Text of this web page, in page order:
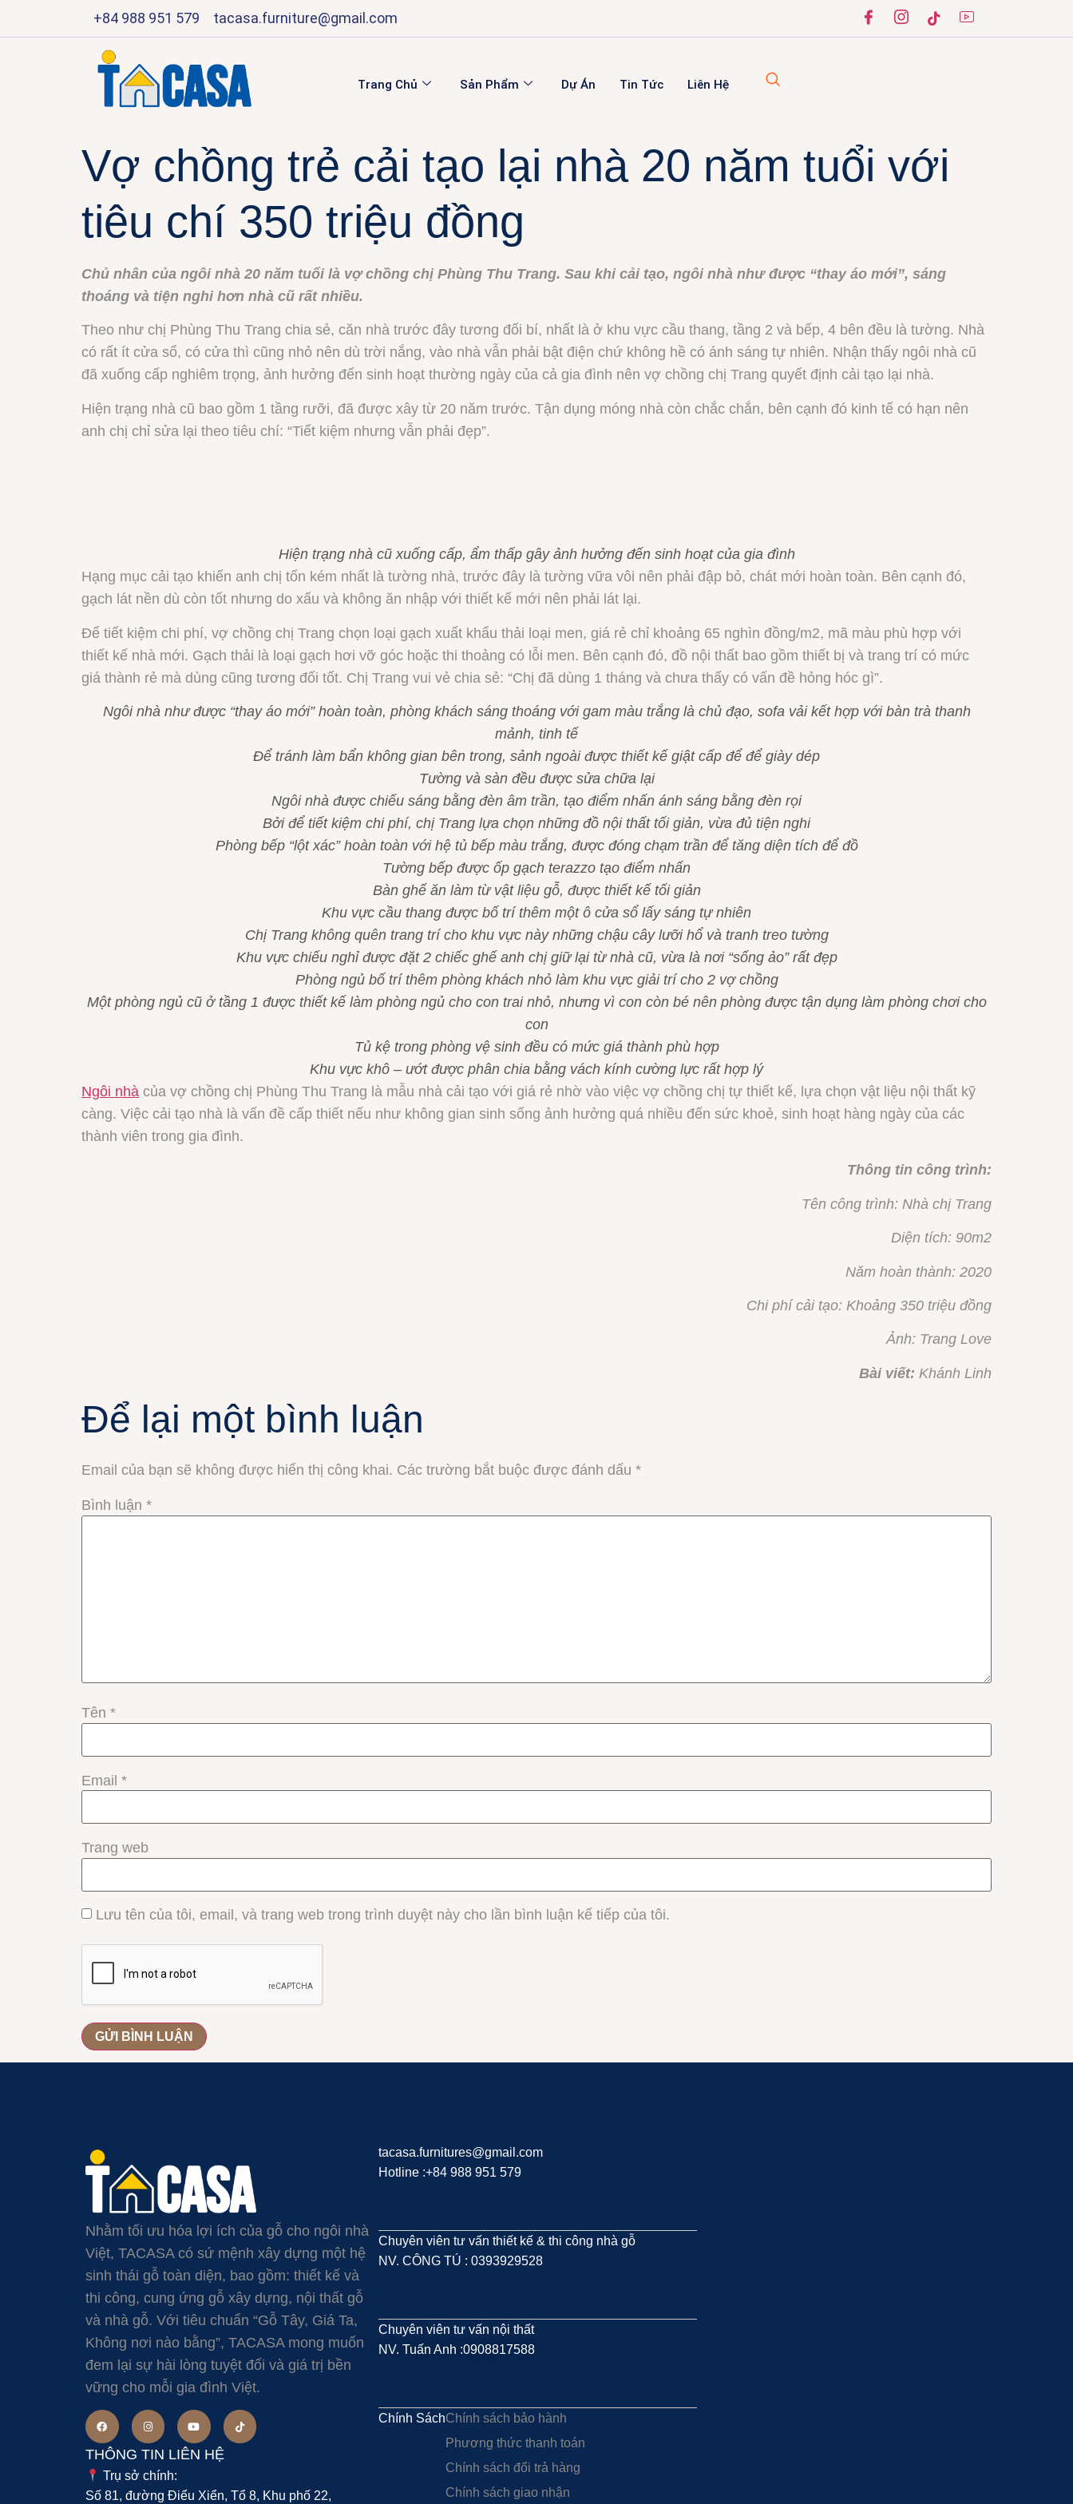
+84 988 951 579 tacasa.furniture@gmail.com
Trang Chủ Sản Phẩm Dự Án Tin Tức Liên Hệ
Vợ chồng trẻ cải tạo lại nhà 20 năm tuổi với
tiêu chí 350 triệu đồng
Chủ nhân của ngôi nhà 20 năm tuổi là vợ chồng chị Phùng Thu Trang. Sau khi cải tạo, ngôi nhà như được “thay áo mới”, sáng
thoáng và tiện nghi hơn nhà cũ rất nhiều.
Theo như chị Phùng Thu Trang chia sẻ, căn nhà trước đây tương đối bí, nhất là ở khu vực cầu thang, tầng 2 và bếp, 4 bên đều là tường. Nhà
có rất ít cửa sổ, có cửa thì cũng nhỏ nên dù trời nắng, vào nhà vẫn phải bật điện chứ không hề có ánh sáng tự nhiên. Nhận thấy ngôi nhà cũ
đã xuống cấp nghiêm trọng, ảnh hưởng đến sinh hoạt thường ngày của cả gia đình nên vợ chồng chị Trang quyết định cải tạo lại nhà.
Hiện trạng nhà cũ bao gồm 1 tầng rưỡi, đã được xây từ 20 năm trước. Tận dụng móng nhà còn chắc chắn, bên cạnh đó kinh tế có hạn nên
anh chị chỉ sửa lại theo tiêu chí: “Tiết kiệm nhưng vẫn phải đẹp”.
Hiện trạng nhà cũ xuống cấp, ẩm thấp gây ảnh hưởng đến sinh hoạt của gia đình
Hạng mục cải tạo khiến anh chị tốn kém nhất là tường nhà, trước đây là tường vữa vôi nên phải đập bỏ, chát mới hoàn toàn. Bên cạnh đó,
gạch lát nền dù còn tốt nhưng do xấu và không ăn nhập với thiết kế mới nên phải lát lại.
Để tiết kiệm chi phí, vợ chồng chị Trang chọn loại gạch xuất khẩu thải loại men, giá rẻ chỉ khoảng 65 nghìn đồng/m2, mã màu phù hợp với
thiết kế nhà mới. Gạch thải là loại gạch hơi vỡ góc hoặc thi thoảng có lỗi men. Bên cạnh đó, đồ nội thất bao gồm thiết bị và trang trí có mức
giá thành rẻ mà dùng cũng tương đối tốt. Chị Trang vui vẻ chia sẻ: “Chị đã dùng 1 tháng và chưa thấy có vấn đề hỏng hóc gì”.
Ngôi nhà như được “thay áo mới” hoàn toàn, phòng khách sáng thoáng với gam màu trắng là chủ đạo, sofa vải kết hợp với bàn trà thanh
mảnh, tinh tế
Để tránh làm bẩn không gian bên trong, sảnh ngoài được thiết kế giật cấp để để giày dép
Tường và sàn đều được sửa chữa lại
Ngôi nhà được chiếu sáng bằng đèn âm trần, tạo điểm nhấn ánh sáng bằng đèn rọi
Bởi để tiết kiệm chi phí, chị Trang lựa chọn những đồ nội thất tối giản, vừa đủ tiện nghi
Phòng bếp “lột xác” hoàn toàn với hệ tủ bếp màu trắng, được đóng chạm trần để tăng diện tích để đồ
Tường bếp được ốp gạch terazzo tạo điểm nhấn
Bàn ghế ăn làm từ vật liệu gỗ, được thiết kế tối giản
Khu vực cầu thang được bố trí thêm một ô cửa sổ lấy sáng tự nhiên
Chị Trang không quên trang trí cho khu vực này những chậu cây lưỡi hổ và tranh treo tường
Khu vực chiếu nghỉ được đặt 2 chiếc ghế anh chị giữ lại từ nhà cũ, vừa là nơi “sống ảo” rất đẹp
Phòng ngủ bố trí thêm phòng khách nhỏ làm khu vực giải trí cho 2 vợ chồng
Một phòng ngủ cũ ở tầng 1 được thiết kế làm phòng ngủ cho con trai nhỏ, nhưng vì con còn bé nên phòng được tận dụng làm phòng chơi cho
con
Tủ kệ trong phòng vệ sinh đều có mức giá thành phù hợp
Khu vực khô – ướt được phân chia bằng vách kính cường lực rất hợp lý
Ngôi nhà của vợ chồng chị Phùng Thu Trang là mẫu nhà cải tạo với giá rẻ nhờ vào việc vợ chồng chị tự thiết kế, lựa chọn vật liệu nội thất kỹ
càng. Việc cải tạo nhà là vấn đề cấp thiết nếu như không gian sinh sống ảnh hưởng quá nhiều đến sức khoẻ, sinh hoạt hàng ngày của các
thành viên trong gia đình.
Thông tin công trình:
Tên công trình: Nhà chị Trang
Diện tích: 90m2
Năm hoàn thành: 2020
Chi phí cải tạo: Khoảng 350 triệu đồng
Ảnh: Trang Love
Bài viết: Khánh Linh
Để lại một bình luận
Email của bạn sẽ không được hiển thị công khai. Các trường bắt buộc được đánh dấu *
Bình luận *
Tên *
Email *
Trang web
Lưu tên của tôi, email, và trang web trong trình duyệt này cho lần bình luận kế tiếp của tôi.
Nhằm tối ưu hóa lợi ích của gỗ cho ngôi nhà
Việt, TACASA có sứ mệnh xây dựng một hệ
sinh thái gỗ toàn diện, bao gồm: thiết kế và
thi công, cung ứng gỗ xây dựng, nội thất gỗ
và nhà gỗ. Với tiêu chuẩn “Gỗ Tây, Giá Ta,
Không nơi nào bằng”, TACASA mong muốn
đem lại sự hài lòng tuyệt đối và giá trị bền
vững cho mỗi gia đình Việt.
THÔNG TIN LIÊN HỆ
Trụ sở chính:
Số 81, đường Điểu Xiển, Tổ 8, Khu phố 22,
tacasa.furnitures@gmail.com
Hotline :+84 988 951 579
Chuyên viên tư vấn thiết kế & thi công nhà gỗ
NV. CÔNG TÚ : 0393929528
Chuyên viên tư vấn nội thất
NV. Tuấn Anh :0908817588
Chính SáchChính sách bảo hành
Phương thức thanh toán
Chính sách đổi trả hàng
Chính sách giao nhận